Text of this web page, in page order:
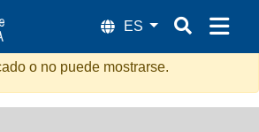
de Fuenlabrada 2026
o no puede mostrarse.